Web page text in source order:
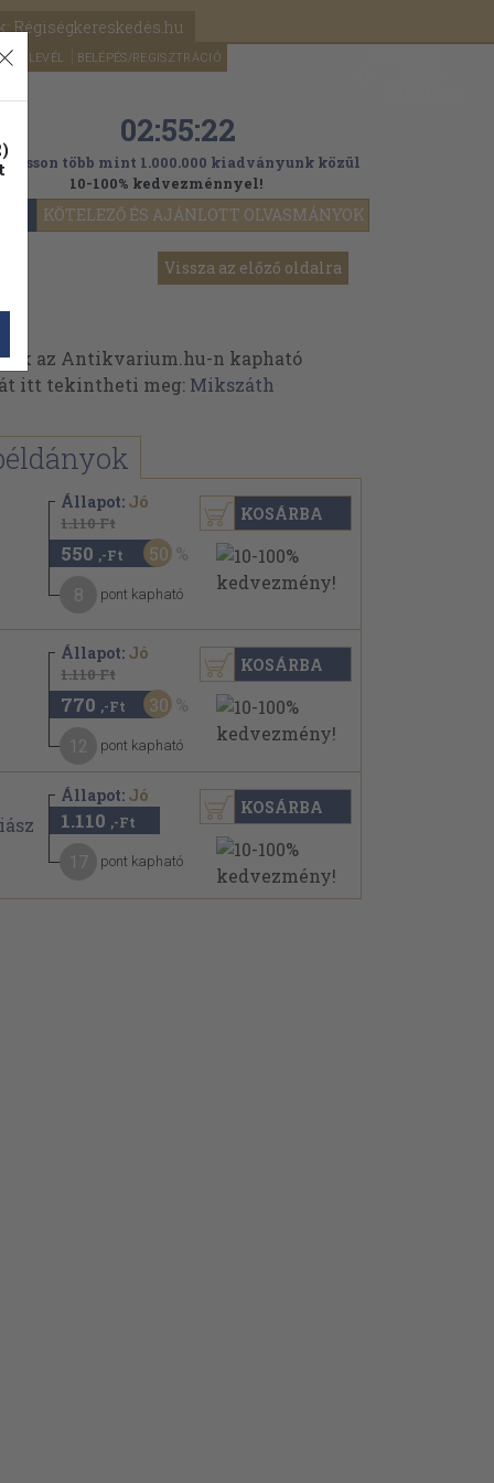
Régiségkereskedés.hu
HÍRLEVÉL BELÉPÉS/REGISZTRÁCIÓ
KÖTELEZŐ ÉS AJÁNLOTT OLVASMÁNYOK
02:55:21
több mint 1.000.000 kiadványunk közül
10-100% kedvezménnyel!
Vissza az előző oldalra
az Antikvarium.hu-n kapható
itt tekintheti meg: Mikszáth
Állapot: Jó
1.110 Ft
550 ,-Ft 50
pont kapható
KOSÁRBA
Állapot: Jó
1.110 Ft
770 ,-Ft 30
pont kapható
KOSÁRBA
Állapot: Jó
1.110 ,-Ft
pont kapható
KOSÁRBA